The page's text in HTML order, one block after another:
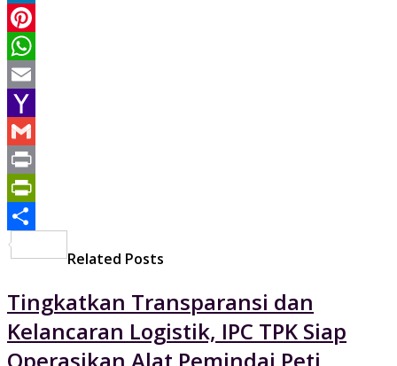
LinkedIn
Pinterest
WhatsApp
Email
Yahoo
Mail
Gmail
Print
PrintFriendly
Related Posts
Tingkatkan Transparansi dan
Kelancaran Logistik, IPC TPK Siap